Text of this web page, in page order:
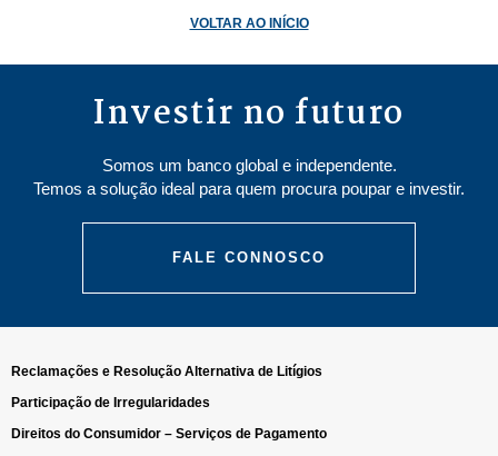
VOLTAR AO INÍCIO
Investir no futuro
Somos um banco global e independente.
Temos a solução ideal para quem procura poupar e investir.
FALE CONNOSCO
Reclamações e Resolução Alternativa de Litígios
Participação de Irregularidades
Direitos do Consumidor – Serviços de Pagamento